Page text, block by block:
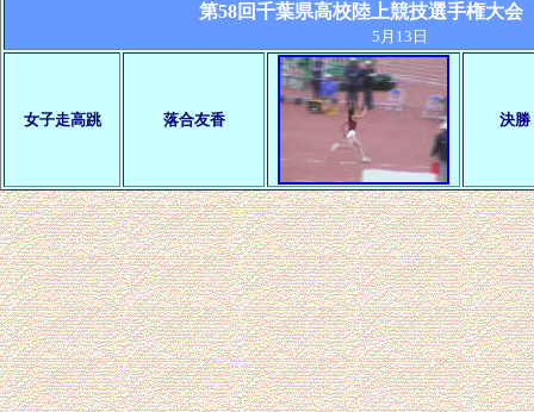
第58回千葉県高校陸上競技選手権大会
5月13日
女子走高跳 落合友香 決勝